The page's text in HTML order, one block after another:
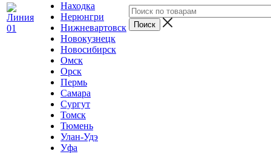
Находка
Нерюнгри
Нижневартовск
Новокузнецк
Новосибирск
Омск
Орск
Пермь
Самара
Сургут
Томск
Тюмень
Улан-Удэ
Уфа